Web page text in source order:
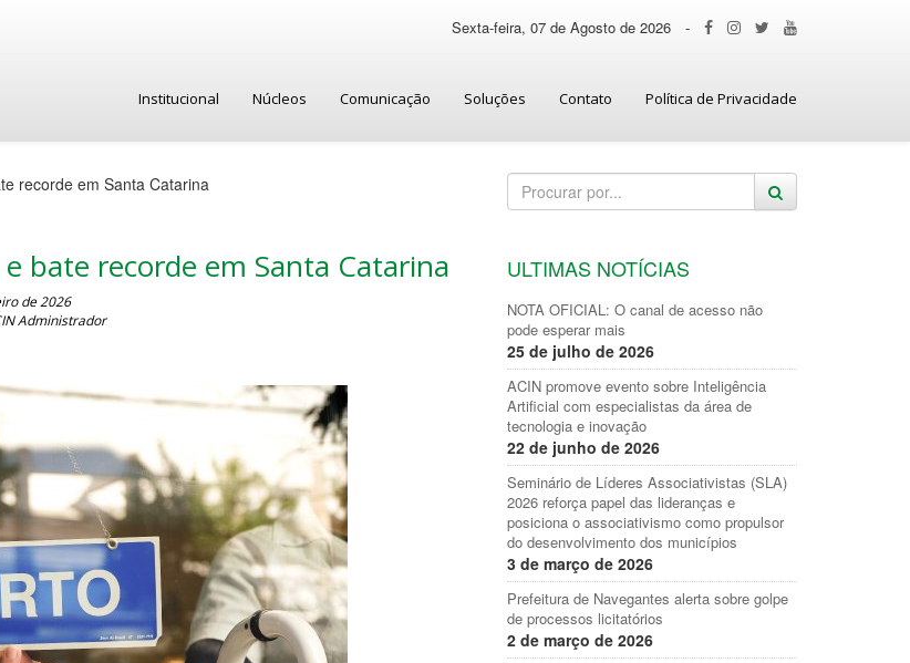
Sexta-feira, 07 de Agosto de 2026 -
Institucional Núcleos Comunicação Soluções Contato Política de Privacidade
recorde em Santa Catarina
bate recorde em Santa Catarina
de 2026
Administrador
ULTIMAS NOTÍCIAS
NOTA OFICIAL: O canal de acesso não
pode esperar mais
25 de julho de 2026
ACIN promove evento sobre Inteligência
Artificial com especialistas da área de
tecnologia e inovação
22 de junho de 2026
Seminário de Líderes Associativistas (SLA)
2026 reforça papel das lideranças e
posiciona o associativismo como propulsor
do desenvolvimento dos municípios
3 de março de 2026
Prefeitura de Navegantes alerta sobre golpe
de processos licitatórios
2 de março de 2026